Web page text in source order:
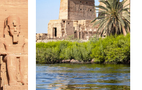
ATTENTES
ET
RÉALITÉS